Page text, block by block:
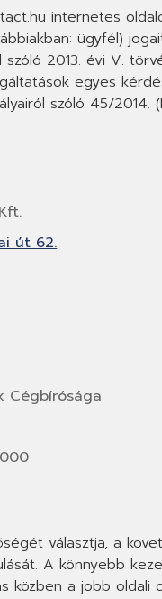
internetes
ügyfél)
2013. évi V.
egyes
szóló 45/2014.
út 62.
Cégbírósága
választja, a
A könnyebb
a jobb oldali